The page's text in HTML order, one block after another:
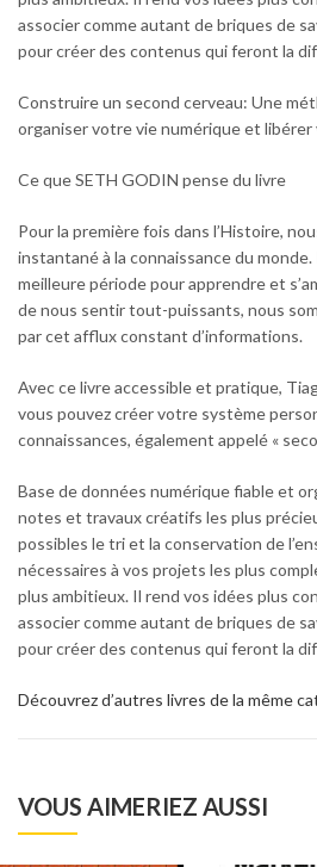
associer comme autant de briques de
pour créer des contenus qui feront la
Construire un second cerveau: Une
organiser votre vie numérique et
Ce queSETH GODIN pense du livre
Pour la première fois dans l’Histoire,
instantané à la connaissance du monde.
meilleure période pour apprendre et
de nous sentir tout-puissants, nous
par cet afflux constant d’informations.
Avec ce livre accessible et pratique,
vous pouvez créer votre système
connaissances, également appelé «
Base de données numérique fiable et
notes et travaux créatifs les plus
possibles le tri et la conservation de
nécessaires à vos projets les plus
plus ambitieux. Il rend vos idées plus
associer comme autant de briques de
pour créer des contenus qui feront la
Découvrez d’autres livres de la même
VOUS AIMERIEZ AUSSI